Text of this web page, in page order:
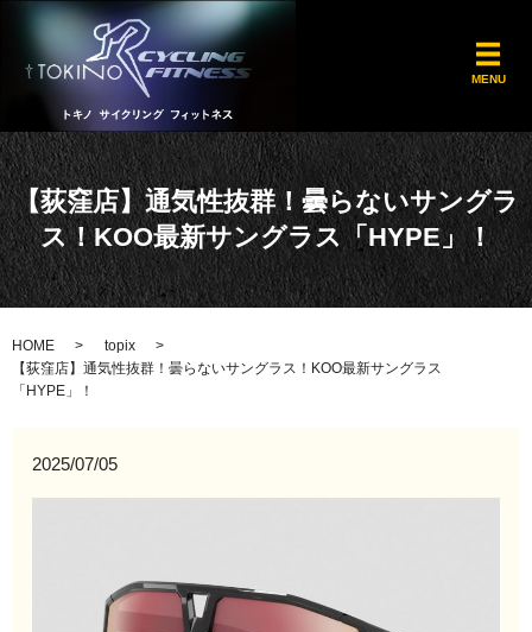
MENU
【荻窪店】通気性抜群！曇らないサングラ
ス！KOO最新サングラス「HYPE」！
HOME
topix
【荻窪店】通気性抜群！曇らないサングラス！KOO最新サングラス
「HYPE」！
2025/07/05